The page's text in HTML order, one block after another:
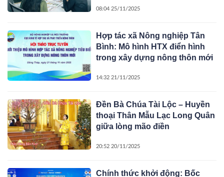
08:04 25/11/2025
Hợp tác xã Nông nghiệp Tân
Bình: Mô hình HTX điển hình
trong xây dựng nông thôn mới
14:32 21/11/2025
Đền Bà Chúa Tài Lộc – Huyền
thoại Thân Mẫu Lạc Long Quân
giữa lòng mão điền
20:52 20/11/2025
Chính thức khởi động: Bốc